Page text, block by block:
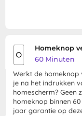
Homeknop
60 Minuten
Werkt de homeknop
je na het indrukken
homescherm? Geen
homeknop binnen
jaar garantie op